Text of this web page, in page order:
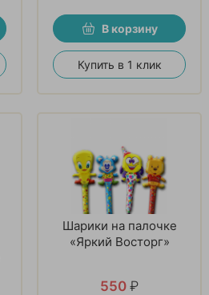
В корзину
Купить в 1 клик
Шарики на палочке
«Яркий Восторг»
550 ₽